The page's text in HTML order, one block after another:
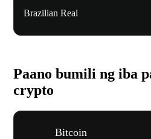
Brazilian Real
Paano bumili ng iba
crypto
Bitcoin